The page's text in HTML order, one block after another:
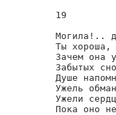
19
Могила!..
Ты хороша,
Зачем она
Забытых
Душе
Ужель
Ужели
Пока оно